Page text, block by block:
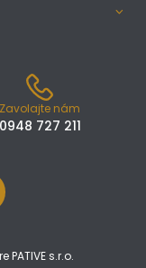
Zavolajte nám
0948 727 211
s.r.o.